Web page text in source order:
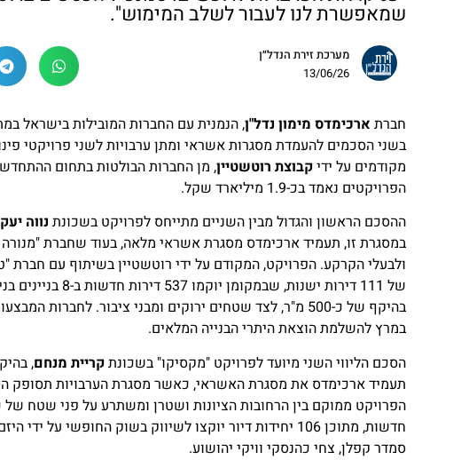
שמאפשרת לנו לעבור לשלב המימוש".
מערכת זירת הנדל״ן
13/06/26
חברת ארכימדס מימון נדל"ן, הנמנית עם החברות המובילות בישראל
בשני הסכמים להעמדת מסגרות אשראי ומתן ערבויות לשני פרויקטי
מקודמים על ידיקבוצת רוטשטיין, מן החברות הבולטות בתחום
הפרויקטים נאמד בכ-1.9 מיליארד שקל.
ההסכם הראשון והגדול מבין השניים מתייחס לפרויקט בשכונת נווה
במסגרת זו, תעמיד ארכימדס מסגרת אשראי מלאה, בעוד שחברת
ולבעלי הקרקע. הפרויקט, המקודם על ידי רוטשטיין בשיתוף עם חברת
בהיקף של כ-500 מ"ר, לצד שטחים ירוקים ומבני ציבור.
במרץ להשלמת הוצאת היתרי הבנייה המלאים.
הסכם הליווי השני מיועד לפרויקט "מקסיקו" בשכונתקריית מנחם
תעמיד ארכימדס את מסגרת האשראי, כאשר מסגרת הערבויות תסופק
חדשות, מתוכן 106 יחידות דיור יוקצו לשיווק בשוק
סמדר קפלן, צחי כהנסקי וויקי יהושוע.